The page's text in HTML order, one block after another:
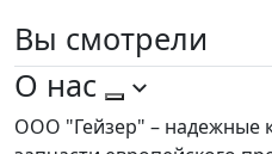
Вы смотрели
О нас
ООО "Гейзер" – надежные